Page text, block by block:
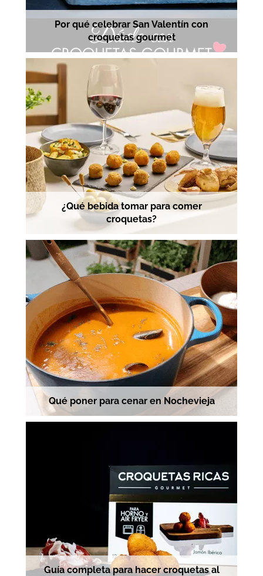
Por qué celebrar San Valentín con
croquetas gourmet
¿Qué bebida tomar para comer
croquetas?
Qué poner para cenar en Nochevieja
Guía completa para hacer croquetas al